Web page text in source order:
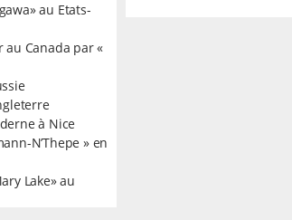
au Etats-
au Canada par «
à Nice
N’Thepe » en
Lake» au